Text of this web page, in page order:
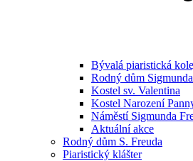
Bývalá piaristická
Rodný dům
Kostel sv. Valentina
Kostel Narození
Náměstí Sigmunda
Aktuální akce
Rodný dům S. Freuda
Piaristický klášter